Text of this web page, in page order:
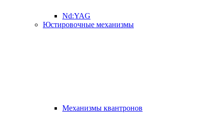
Nd:YAG
Юстировочные механизмы
Mеханизмы квантронов